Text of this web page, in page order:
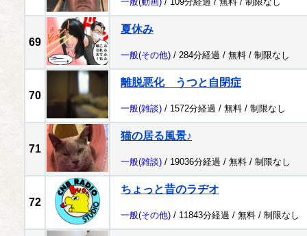
69
夏休み
一般(その他) / 284分経過 / 無料 / 制限なし
70
離脱悪化 うつと自閉症
一般(雑談) / 1572分経過 / 無料 / 制限なし
71
猫の居る風景♪
一般(雑談) / 19036分経過 / 無料 / 制限なし
72
ちょっと昔のラヂオ
一般(その他) / 11843分経過 / 無料 / 制限なし